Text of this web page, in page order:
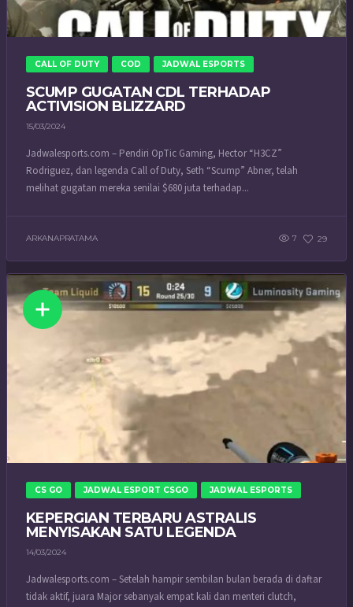
CALL OF DUTY COD JADWAL ESPORTS
SCUMP GUGATAN CDL TERHADAP
ACTIVISION BLIZZARD
15/03/2024
Jadwalesports.com – Pendiri OpTic Gaming, Hector “H3CZ”
Rodriguez, dan legenda Call of Duty, Seth “Scump” Abner, telah
melihat gugatan mereka senilai $680 juta terhadap...
ARKANAPRATAMA 7 29
CS GO JADWAL ESPORT CSGO JADWAL ESPORTS
KEPERGIAN TERBARU ASTRALIS
MENYISAKAN SATU LEGENDA
14/03/2024
Jadwalesports.com – Setelah hampir sembilan bulan berada di daftar
tidak aktif, juara Major sebanyak empat kali dan menteri clutch,